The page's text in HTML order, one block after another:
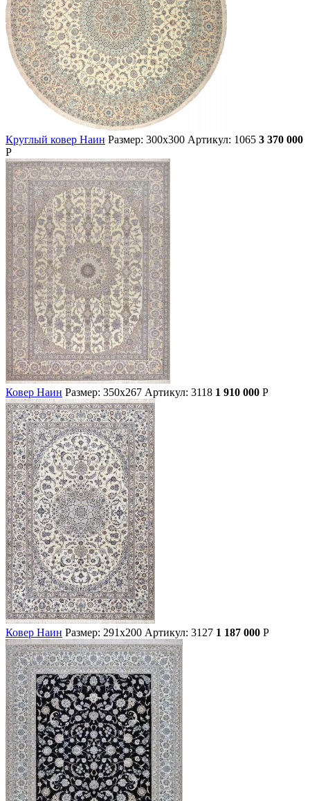
Круглый ковер Наин Размер: 300х300 Артикул: 1065 3 370 000
Р
Ковер Наин Размер: 350х267 Артикул: 3118 1 910 000 Р
Ковер Наин Размер: 291х200 Артикул: 3127 1 187 000 Р